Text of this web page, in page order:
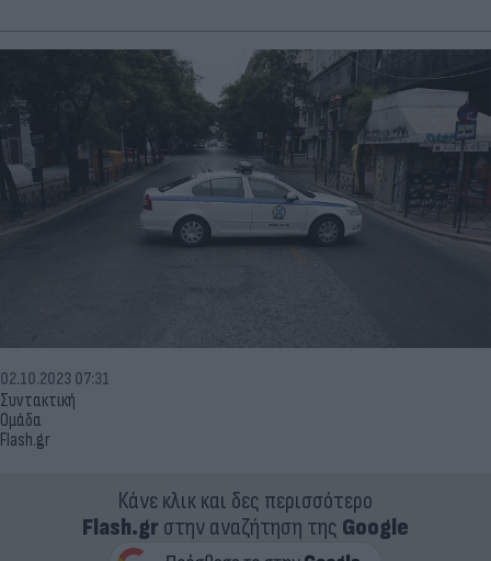
Συντακτική
Ομάδα
Flash.gr
02.10.2023 07:31
Κάνε κλικ και δες περισσότερο
Flash.grστην αναζήτηση της Google